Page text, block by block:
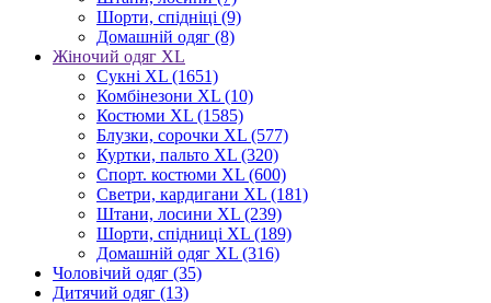
Шорти, спідніці (9)
Домашній одяг (8)
Жіночий одяг XL
Cукні XL (1651)
Комбінезони XL (10)
Костюми XL (1585)
Блузки, сорочки XL (577)
Куртки, пальто XL (320)
Спорт. костюми XL (600)
Светри, кардигани XL (181)
Штани, лосини XL (239)
Шорти, спідниці XL (189)
Домашній одяг XL (316)
Чоловічий одяг (35)
Дитячий одяг (13)